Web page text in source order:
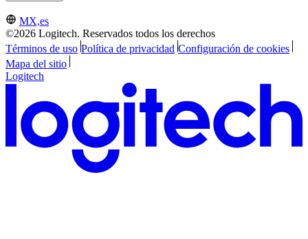
MX,es
©2026 Logitech. Reservados todos los derechos
Términos de uso Política de privacidad Configuración de cookies
Mapa del sitio
Logitech